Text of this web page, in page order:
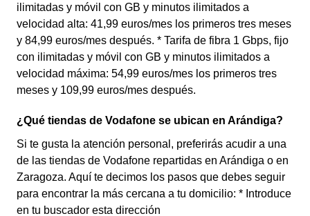
ilimitadas y móvil con GB y minutos ilimitados a
velocidad alta: 41,99 euros/mes los primeros tres meses
y 84,99 euros/mes después. * Tarifa de fibra 1 Gbps, fijo
con ilimitadas y móvil con GB y minutos ilimitados a
velocidad máxima: 54,99 euros/mes los primeros tres
meses y 109,99 euros/mes después.
¿Qué tiendas de Vodafone se ubican en Arándiga?
Si te gusta la atención personal, preferirás acudir a una
de las tiendas de Vodafone repartidas en Arándiga o en
Zaragoza. Aquí te decimos los pasos que debes seguir
para encontrar la más cercana a tu domicilio: * Introduce
en tu buscador esta dirección